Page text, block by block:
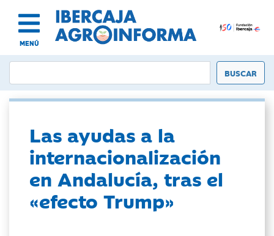
MENÚ
Las ayudas a la
internacionalización
en Andalucía, tras el
«efecto Trump»